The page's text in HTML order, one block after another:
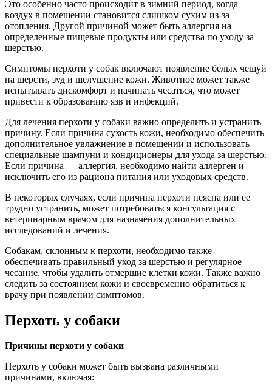
Это особенно часто происходит в зимний период, когда
воздух в помещении становится слишком сухим из-за
отопления. Другой причиной может быть аллергия на
определенные пищевые продукты или средства по уходу за
шерстью.
Симптомы перхоти у собак включают появление белых чешуй
на шерсти, зуд и шелушение кожи. Животное может также
испытывать дискомфорт и начинать чесаться, что может
привести к образованию язв и инфекций.
Для лечения перхоти у собаки важно определить и устранить
причину. Если причина сухость кожи, необходимо обеспечить
дополнительное увлажнение в помещении и использовать
специальные шампуни и кондиционеры для ухода за шерстью.
Если причина — аллергия, необходимо найти аллерген и
исключить его из рациона питания или уходовых средств.
В некоторых случаях, если причина перхоти неясна или ее
трудно устранить, может потребоваться консультация с
ветеринарным врачом для назначения дополнительных
исследований и лечения.
Собакам, склонным к перхоти, необходимо также
обеспечивать правильный уход за шерстью и регулярное
чесание, чтобы удалить отмершие клетки кожи. Также важно
следить за состоянием кожи и своевременно обратиться к
врачу при появлении симптомов.
Перхоть у собаки
Причины перхоти у собаки
Перхоть у собаки может быть вызвана различными
причинами, включая: